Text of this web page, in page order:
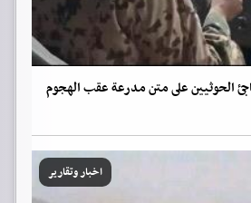
الحوثيين على متن مدرعة عقب الهجوم
اخبار وتقارير